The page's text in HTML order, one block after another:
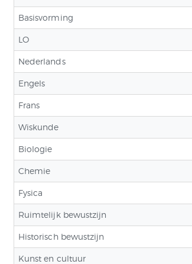
Basisvorming
LO
Nederlands
Engels
Frans
Wiskunde
Biologie
Chemie
Fysica
Ruimtelijk bewustzijn
Historisch bewustzijn
Kunst en cultuur